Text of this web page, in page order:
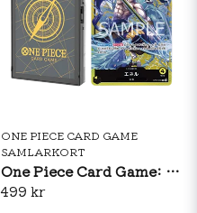
ONE PIECE CARD GAME
SAMLARKORT
One Piece Card Game: Soundloader Vol. 2 Enel
499 kr